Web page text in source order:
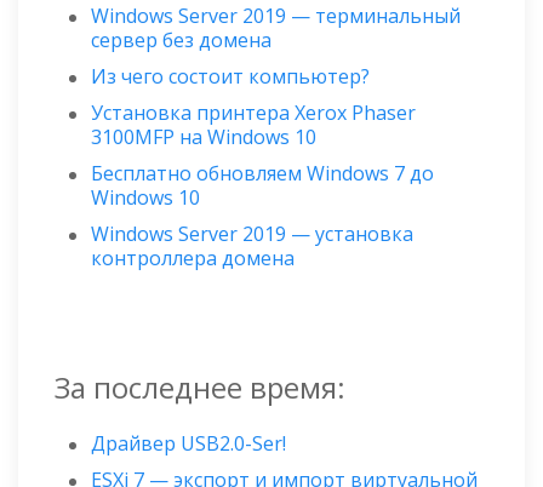
Windows Server 2019 — терминальный
сервер без домена
Из чего состоит компьютер?
Установка принтера Xerox Phaser
3100MFP на Windows 10
Бесплатно обновляем Windows 7 до
Windows 10
Windows Server 2019 — установка
контроллера домена
За последнее время:
Драйвер USB2.0-Ser!
ESXi 7 — экспорт и импорт виртуальной